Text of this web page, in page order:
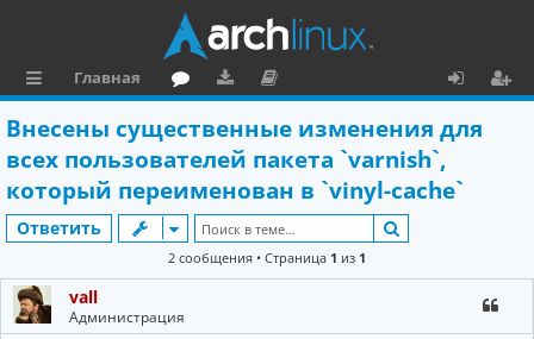
л
к
Главная
м
ру
зк
и
м
е
н
д
Внесены существенные изменения для
всех пользователей пакета `varnish`,
который переименован в `vinyl-cache`
Ответить
2 сообщения • Страница 1 из 1
vall
Администрация